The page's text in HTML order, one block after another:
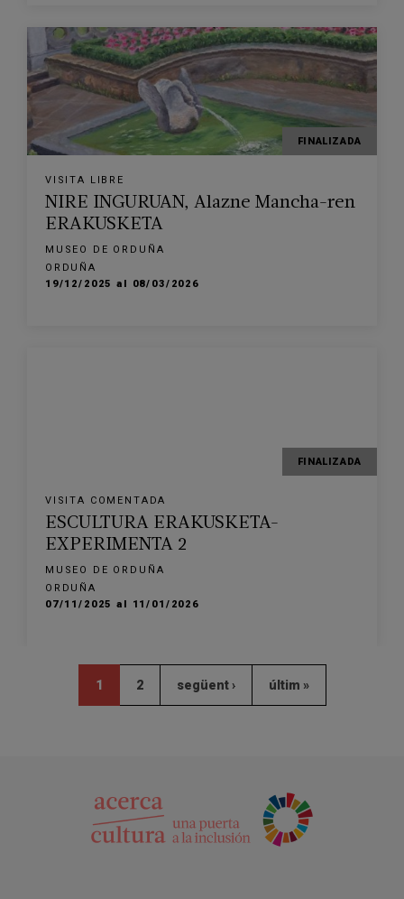
FINALIZADA
VISITA LIBRE
NIRE INGURUAN, Alazne Mancha-ren
ERAKUSKETA
MUSEO DE ORDUÑA
ORDUÑA
19/12/2025 al 08/03/2026
FINALIZADA
VISITA COMENTADA
ESCULTURA ERAKUSKETA-
EXPERIMENTA 2
MUSEO DE ORDUÑA
ORDUÑA
07/11/2025 al 11/01/2026
1 2 següent › últim »